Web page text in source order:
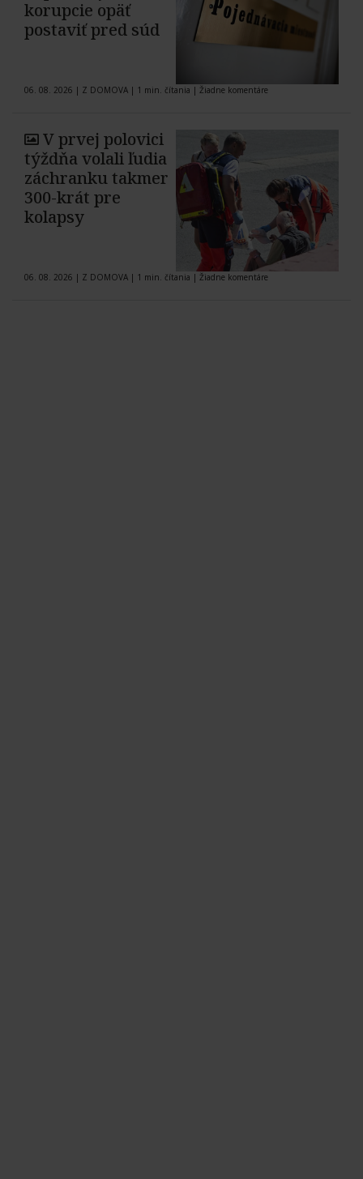
korupcie opäť
postaviť pred súd
06. 08. 2026 | Z DOMOVA | 1 min. čítania | Žiadne komentáre
V prvej polovici
týždňa volali ľudia
záchranku takmer
300-krát pre
kolapsy
06. 08. 2026 | Z DOMOVA | 1 min. čítania | Žiadne komentáre